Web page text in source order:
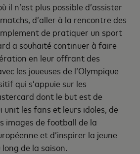
il n’est plus possible d’assister
d’aller à la rencontre des
de pratiquer un sport
a souhaité continuer à faire
en leur offrant des
les joueuses de l’Olympique
qui s’appuie sur les
dont le but est de
unit les fans et leurs idoles, de
images de football de la
et d’inspirer la jeune
de la saison.